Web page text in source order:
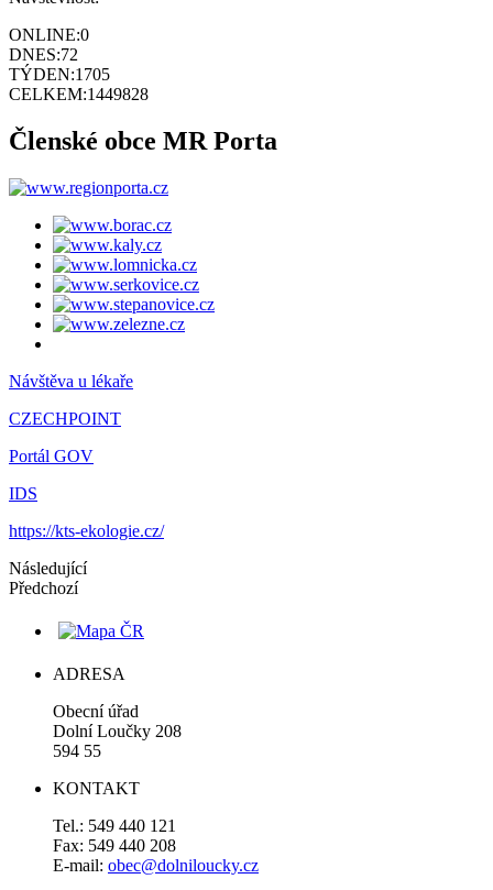
ONLINE:0
DNES:72
TÝDEN:1705
CELKEM:1449828
Členské obce MR Porta
Návštěva u lékaře
CZECHPOINT
Portál GOV
IDS
https://kts-ekologie.cz/
Následující
Předchozí
ADRESA
Obecní úřad
Dolní Loučky 208
594 55
KONTAKT
Tel.: 549 440 121
Fax: 549 440 208
E-mail: obec@dolniloucky.cz